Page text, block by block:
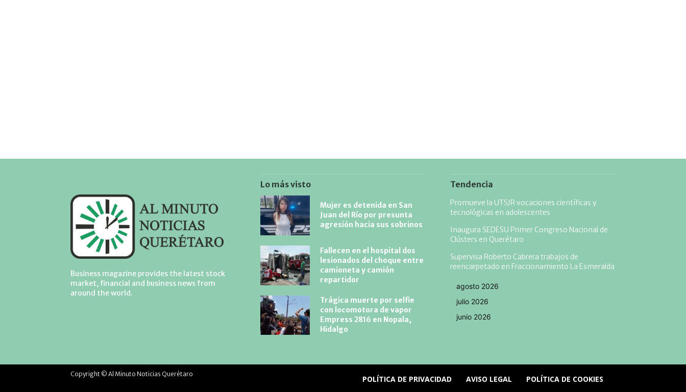
Business magazine provides the latest stock
market, financial and business news from
around the world.
Lo más visto
Mujer es detenida en San
Juan del Río por presunta
agresión hacia sus sobrinos
Fallecen en el hospital dos
lesionados del choque entre
camioneta y camión
repartidor
Trágica muerte por selfie
con locomotora de vapor
Empress 2816 en Nopala,
Hidalgo
Tendencia
Promueve la UTSJR vocaciones científicas y
tecnológicas en adolescentes
Inaugura SEDESU Primer Congreso Nacional de
Clústers en Querétaro
Supervisa Roberto Cabrera trabajos de
reencarpetado en Fraccionamiento La Esmeralda
agosto 2026
julio 2026
junio 2026
Copyright © Al Minuto Noticias Querétaro
POLÍTICA DE PRIVACIDAD AVISO LEGAL POLÍTICA DE COOKIES